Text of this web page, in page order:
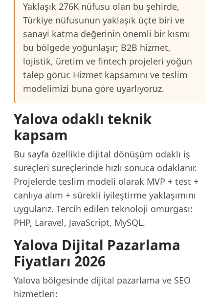
Yaklaşık 276K nüfusu olan bu şehirde,
Türkiye nüfusunun yaklaşık üçte biri ve
sanayi katma değerinin önemli bir kısmı
bu bölgede yoğunlaşır; B2B hizmet,
lojistik, üretim ve fintech projeleri yoğun
talep görür. Hizmet kapsamını ve teslim
modelimizi buna göre uyarlıyoruz.
Yalova odaklı teknik
kapsam
Bu sayfa özellikle dijital dönüşüm odaklı iş
süreçleri süreçlerinde hızlı sonuca odaklanır.
Projelerde teslim modeli olarak MVP + test +
canlıya alım + sürekli iyileştirme yaklaşımını
uygularız. Tercih edilen teknoloji omurgası:
PHP, Laravel, JavaScript, MySQL.
Yalova Dijital Pazarlama
Fiyatları 2026
Yalova bölgesinde dijital pazarlama ve SEO
hizmetleri: